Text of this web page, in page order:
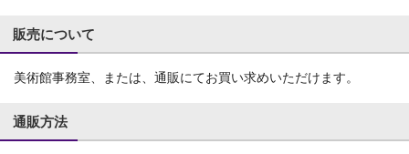
販売について
美術館事務室、または、通販にてお買い求めいただけます。
通販方法